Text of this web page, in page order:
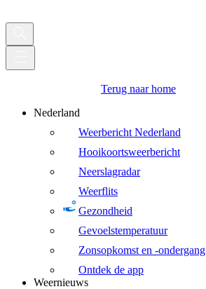
Terug naar home
Nederland
Weerbericht Nederland
Hooikoortsweerbericht
Neerslagradar
Weerflits
Gezondheid
Gevoelstemperatuur
Zonsopkomst en -ondergang
Ontdek de app
Weernieuws